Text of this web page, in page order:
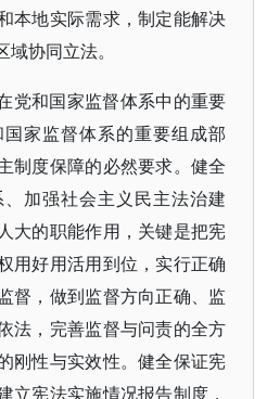
本地实际需求，制定能解决
协同立法。
党和国家监督体系中的重要
家监督体系的重要组成部
制度保障的必然要求。健全
加强社会主义民主法治建
大的职能作用，关键是把宪
用好用活用到位，实行正确
督，做到监督方向正确、监
法，完善监督与问责的全方
刚性与实效性。健全保证宪
立宪法实施情况报告制度，